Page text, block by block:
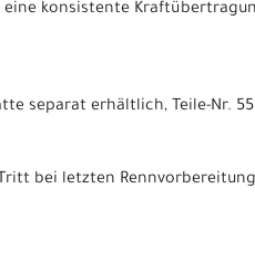
konsistente
separat erhältlich, Teile-Nr.
bei letzten